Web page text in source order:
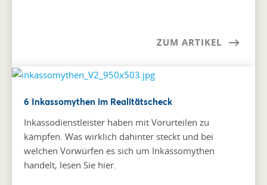
ZUM ARTIKEL
6 Inkassomythen im Realitätscheck
Inkassodienstleister haben mit Vorurteilen zu
kämpfen. Was wirklich dahinter steckt und bei
welchen Vorwürfen es sich um Inkassomythen
handelt, lesen Sie hier.